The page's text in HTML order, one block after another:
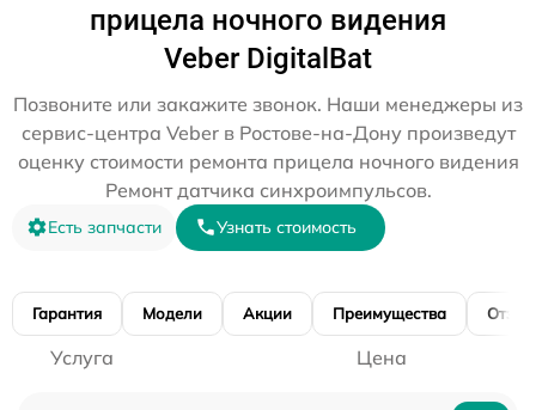
прицела ночного видения
Veber DigitalBat
Позвоните или закажите звонок. Наши менеджеры из
сервис-центра Veber в Ростове-на-Дону произведут
оценку стоимости ремонта прицела ночного видения
Ремонт датчика синхроимпульсов.
Есть запчасти Узнать стоимость
Гарантия Модели Акции Преимущества
Услуга Цена